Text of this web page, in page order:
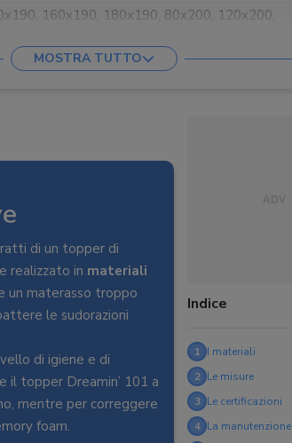
160x190, 180x190, 80x200, 120x200,
MOSTRA TUTTO
Indice
1 I materiali
2 Le misure
3 Le certificazioni
4 La manutenzione
di un topper di
realizzato in materiali
un materasso troppo
le sudorazioni
di igiene e di
il topper Dreamin’ 101 a
mentre per correggere
foam.